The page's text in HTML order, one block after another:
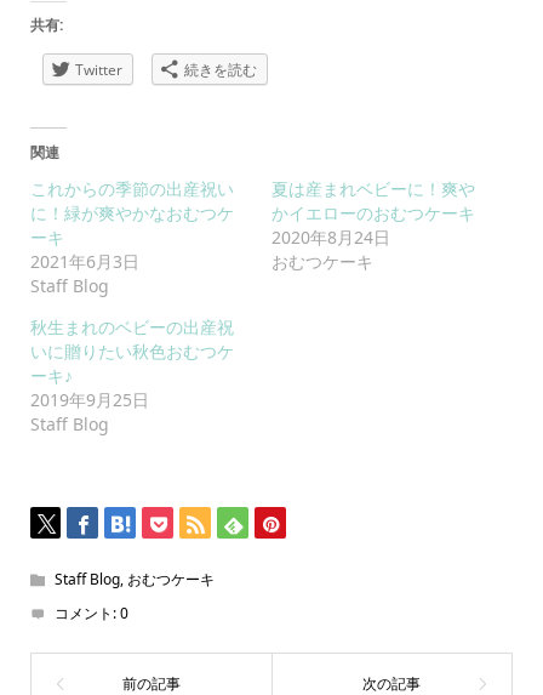
共有:
Twitter 続きを読む
関連
これからの季節の出産祝い
に！緑が爽やかなおむつケ
ーキ
2021年6月3日
Staff Blog
夏は産まれベビーに！爽や
かイエローのおむつケーキ
2020年8月24日
おむつケーキ
秋生まれのベビーの出産祝
いに贈りたい秋色おむつケ
ーキ♪
2019年9月25日
Staff Blog
Staff Blog, おむつケーキ
コメント:0